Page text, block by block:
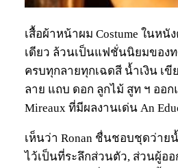
เสื้อผ้าหน้าผม Costume ในหนั
เดียว ล้วนเป็นแฟชั่นนิยมของ
ครบทุกลายทุกเฉดสี น้ำเงิน เขี
ลาย แถบ ดอก ลูกไม้ สูท ฯ ออก
Mireaux ที่มีผลงานเด่น An
เห็นว่า Ronan ชื่นชอบชุดว่าย
ไว้เป็นที่ระลึกส่วนตัว, ส่วนผู้